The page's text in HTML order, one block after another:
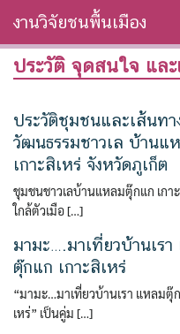
content
งานวิจัยชนพื้นเมือง
ประวัติ จุดสนใจ และ
ประวัติชุมชนและเส้นทา
วัฒนธรรมชาวเล บ้านแ
เกาะสิเหร่ จังหวัดภูเก็ต
ชุมชนชาวเลบ้านแหลมตุ๊กแก เกา
ใกล้ตัวเมือ […]
มามะ….มาเที่ยวบ้านเร
ตุ๊กแก เกาะสิเหร่
“มามะ…มาเที่ยวบ้านเรา แหลมตุ๊
เหร่” เป็นคู่ม […]